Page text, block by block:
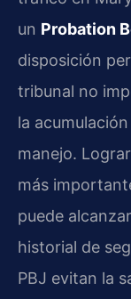
un Probation
disposición
tribunal no
la
manejo.
más
puede
historial de
PBJ evitan la